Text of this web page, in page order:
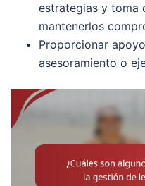
estrategias y toma
mantenerlos
Proporcionar
asesoramiento o